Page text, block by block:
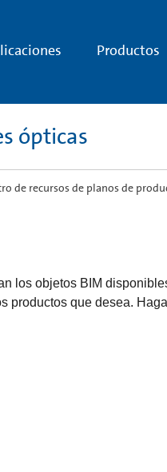
Productos
ópticas
de recursos de planos de
los objetos BIM
productos que desea.